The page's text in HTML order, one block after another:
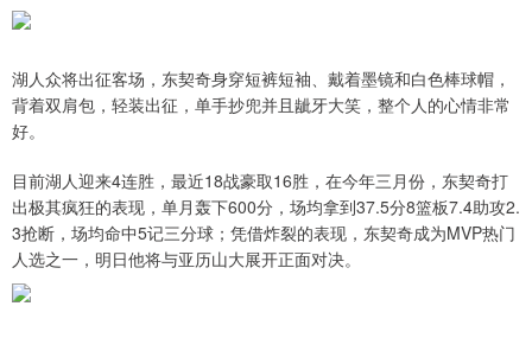
湖人众将出征客场，东契奇身穿短裤短袖、戴着墨镜和白色棒球帽，
背着双肩包，轻装出征，单手抄兜并且龇牙大笑，整个人的心情非常
好。
目前湖人迎来4连胜，最近18战豪取16胜，在今年三月份，东契奇打
出极其疯狂的表现，单月轰下600分，场均拿到37.5分8篮板7.4助攻2.
3抢断，场均命中5记三分球；凭借炸裂的表现，东契奇成为MVP热门
人选之一，明日他将与亚历山大展开正面对决。